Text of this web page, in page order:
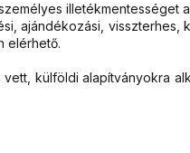
illetékmentességet
ajándékozási,
elérhető.
külföldi alapítványokra